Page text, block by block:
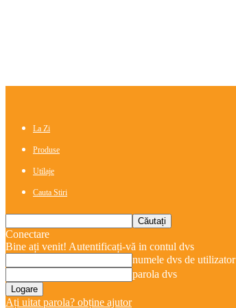
La Zi
Produse
Utilaje
Cauta Stiri
Conectare
Bine ați venit! Autentificați-vă in contul dvs
numele dvs de utilizator
parola dvs
Ați uitat parola? obține ajutor